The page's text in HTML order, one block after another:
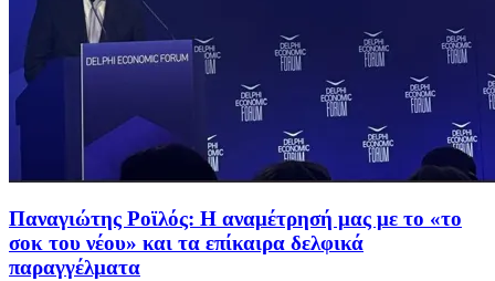
Παναγιώτης Ροϊλός: Η αναμέτρησή μας με το «το
σοκ του νέου» και τα επίκαιρα δελφικά
παραγγέλματα